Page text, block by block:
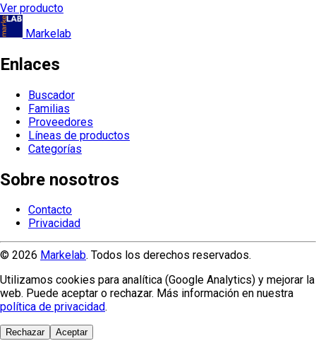
Ver producto
Markelab
Enlaces
Buscador
Familias
Proveedores
Líneas de productos
Categorías
Sobre nosotros
Contacto
Privacidad
© 2026 Markelab. Todos los derechos reservados.
Utilizamos cookies para analítica (Google Analytics) y mejorar la
web. Puede aceptar o rechazar. Más información en nuestra
política de privacidad.
Rechazar Aceptar